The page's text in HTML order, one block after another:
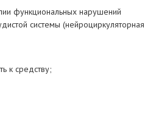
функциональных нарушений
системы (нейроциркуляторная
к средству;